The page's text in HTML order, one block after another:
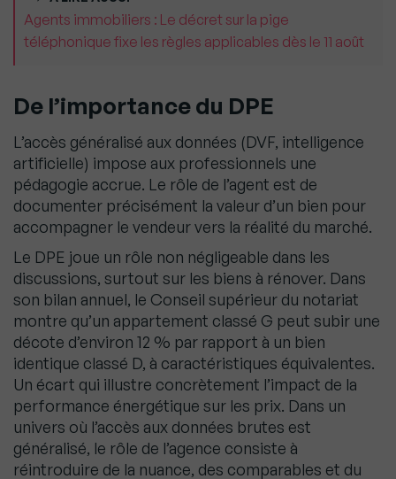
Agents immobiliers : Le décret sur la pige
téléphonique fixe les règles applicables dès le 11 août
De l’importance du DPE
L’accès généralisé aux données (DVF, intelligence
artificielle) impose aux professionnels une
pédagogie accrue. Le rôle de l’agent est de
documenter précisément la valeur d’un bien pour
accompagner le vendeur vers la réalité du marché.
Le DPE joue un rôle non négligeable dans les
discussions, surtout sur les biens à rénover. Dans
son bilan annuel, le Conseil supérieur du notariat
montre qu’un appartement classé G peut subir une
décote d’environ 12 % par rapport à un bien
identique classé D, à caractéristiques équivalentes.
Un écart qui illustre concrètement l’impact de la
performance énergétique sur les prix. Dans un
univers où l’accès aux données brutes est
généralisé, le rôle de l’agence consiste à
réintroduire de la nuance, des comparables et du